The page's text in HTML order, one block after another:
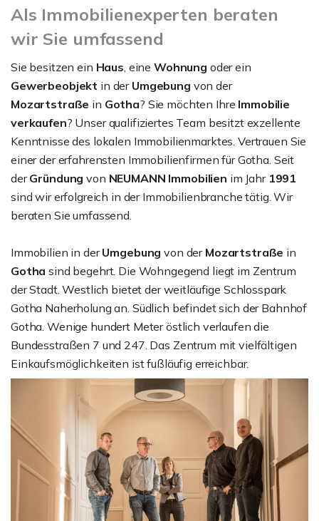
Als Immobilienexperten beraten
wir Sie umfassend
Sie besitzen ein Haus, eine Wohnung oder ein
Gewerbeobjekt in der Umgebung von der
Mozartstraße in Gotha? Sie möchten Ihre Immobilie
verkaufen? Unser qualifiziertes Team besitzt exzellente
Kenntnisse des lokalen Immobilienmarktes. Vertrauen Sie
einer der erfahrensten Immobilienfirmen für Gotha. Seit
derGründungvon NEUMANN Immobilien im Jahr 1991
sind wir erfolgreich in der Immobilienbranche tätig. Wir
beraten Sie umfassend.
Immobilien in derUmgebung von der Mozartstraße in
Gothasind begehrt. Die Wohngegend liegt im Zentrum
der Stadt. Westlich bietet der weitläufige Schlosspark
Gotha Naherholung an. Südlich befindet sich der Bahnhof
Gotha. Wenige hundert Meter östlich verlaufen die
Bundesstraßen 7 und 247. Das Zentrum mit vielfältigen
Einkaufsmöglichkeiten ist fußläufig erreichbar.